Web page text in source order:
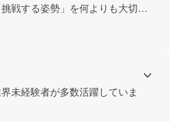
戦する姿勢」を何よりも大切に
未経験者が多数活躍していま